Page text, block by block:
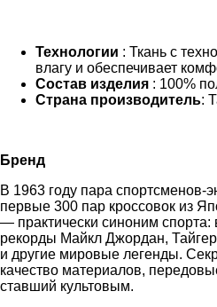
Технологии : Ткань с
влагу и обеспечивает
Состав изделия : 100%
Страна производитель:
Бренд
В 1963 году пара спортсменов-
первые 300 пар кроссовок из
— практически синоним спорта:
рекорды Майкл Джордан,
и другие мировые легенды.
качество материалов,
ставший культовым.